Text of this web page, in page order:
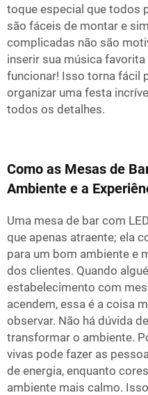
toque especial que todos
são fáceis de montar e
complicadas não são
inserir sua música
funcionar! Isso torna fácil
organizar uma festa
todos os detalhes.
Como as Mesas de
Ambiente e a
Uma mesa de bar com
que apenas atraente; ela
para um bom ambiente e
dos clientes. Quando
estabelecimento com
acendem, essa é a coisa
observar. Não há dúvida
transformar o ambiente.
vivas pode fazer as
de energia, enquanto
ambiente mais calmo.